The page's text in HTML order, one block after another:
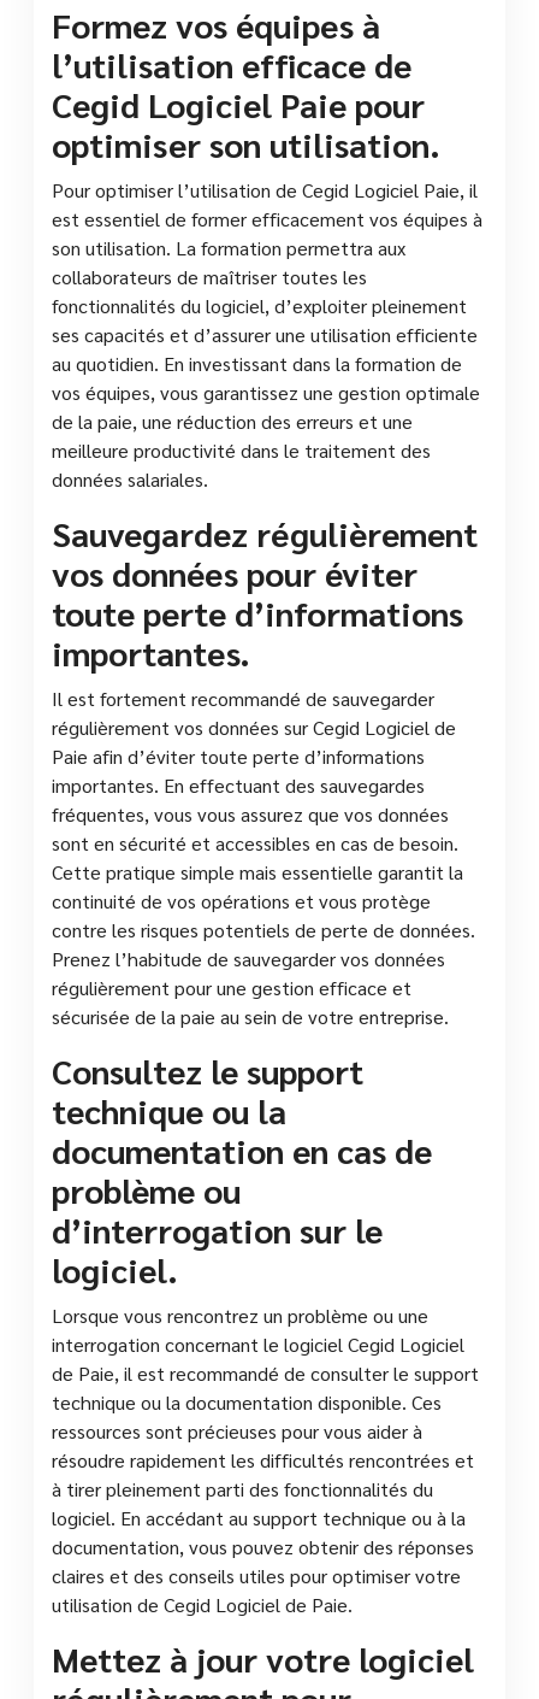
Formez vos équipes à
l’utilisation efficace de
Cegid Logiciel Paie pour
optimiser son utilisation.
Pour optimiser l’utilisation de Cegid Logiciel Paie, il
est essentiel de former efficacement vos équipes à
son utilisation. La formation permettra aux
collaborateurs de maîtriser toutes les
fonctionnalités du logiciel, d’exploiter pleinement
ses capacités et d’assurer une utilisation efficiente
au quotidien. En investissant dans la formation de
vos équipes, vous garantissez une gestion optimale
de la paie, une réduction des erreurs et une
meilleure productivité dans le traitement des
données salariales.
Sauvegardez régulièrement
vos données pour éviter
toute perte d’informations
importantes.
Il est fortement recommandé de sauvegarder
régulièrement vos données sur Cegid Logiciel de
Paie afin d’éviter toute perte d’informations
importantes. En effectuant des sauvegardes
fréquentes, vous vous assurez que vos données
sont en sécurité et accessibles en cas de besoin.
Cette pratique simple mais essentielle garantit la
continuité de vos opérations et vous protège
contre les risques potentiels de perte de données.
Prenez l’habitude de sauvegarder vos données
régulièrement pour une gestion efficace et
sécurisée de la paie au sein de votre entreprise.
Consultez le support
technique ou la
documentation en cas de
problème ou
d’interrogation sur le
logiciel.
Lorsque vous rencontrez un problème ou une
interrogation concernant le logiciel Cegid Logiciel
de Paie, il est recommandé de consulter le support
technique ou la documentation disponible. Ces
ressources sont précieuses pour vous aider à
résoudre rapidement les difficultés rencontrées et
à tirer pleinement parti des fonctionnalités du
logiciel. En accédant au support technique ou à la
documentation, vous pouvez obtenir des réponses
claires et des conseils utiles pour optimiser votre
utilisation de Cegid Logiciel de Paie.
Mettez à jour votre logiciel